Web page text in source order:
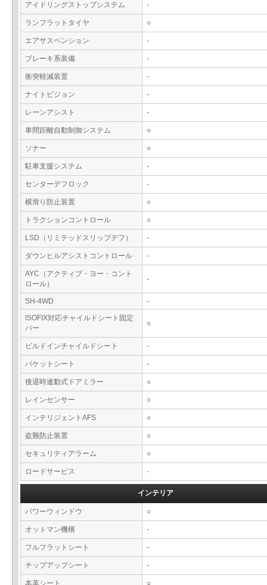
アイドリングストップシステム -
ランフラットタイヤ ○
エアサスペンション -
ブレーキ系装備 -
衝突軽減装置 -
ナイトビジョン -
レーンアシスト -
車間距離自動制御システム ○
ソナー ○
駐車支援システム -
センターデフロック -
横滑り防止装置 ○
トラクションコントロール ○
LSD（リミテッドスリップデフ） -
ダウンヒルアシストコントロール -
AYC（アクティブ・ヨー・コント
ロール）
-
SH-4WD
-
ISOFIX対応チャイルドシート固定
バー
○
ビルドインチャイルドシート -
バケットシート -
後退時連動式ドアミラー ○
レインセンサー ○
インテリジェントAFS ○
盗難防止装置 ○
セキュリティアラーム ○
ロードサービス -
インテリア
パワーウィンドウ ○
オットマン機構 -
フルフラットシート -
チップアップシート -
本革シート ○